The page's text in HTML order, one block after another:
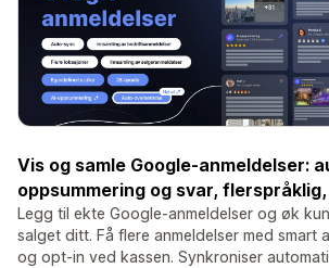
Vis og samle Google-anmeldelser:
oppsummering og svar,
Legg til ekte Google-anmeldelser og øk
salget ditt. Få flere anmeldelser med smart
og opt-in ved kassen. Synkroniser